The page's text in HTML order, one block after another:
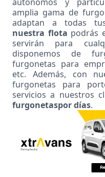
amplia gama de
adaptan a todas
nuestra flota podrás
servirán para
disponemos de
furgonetas para
etc. Además, con
furgonetas para
servicios a nuestros
furgonetaspor días.